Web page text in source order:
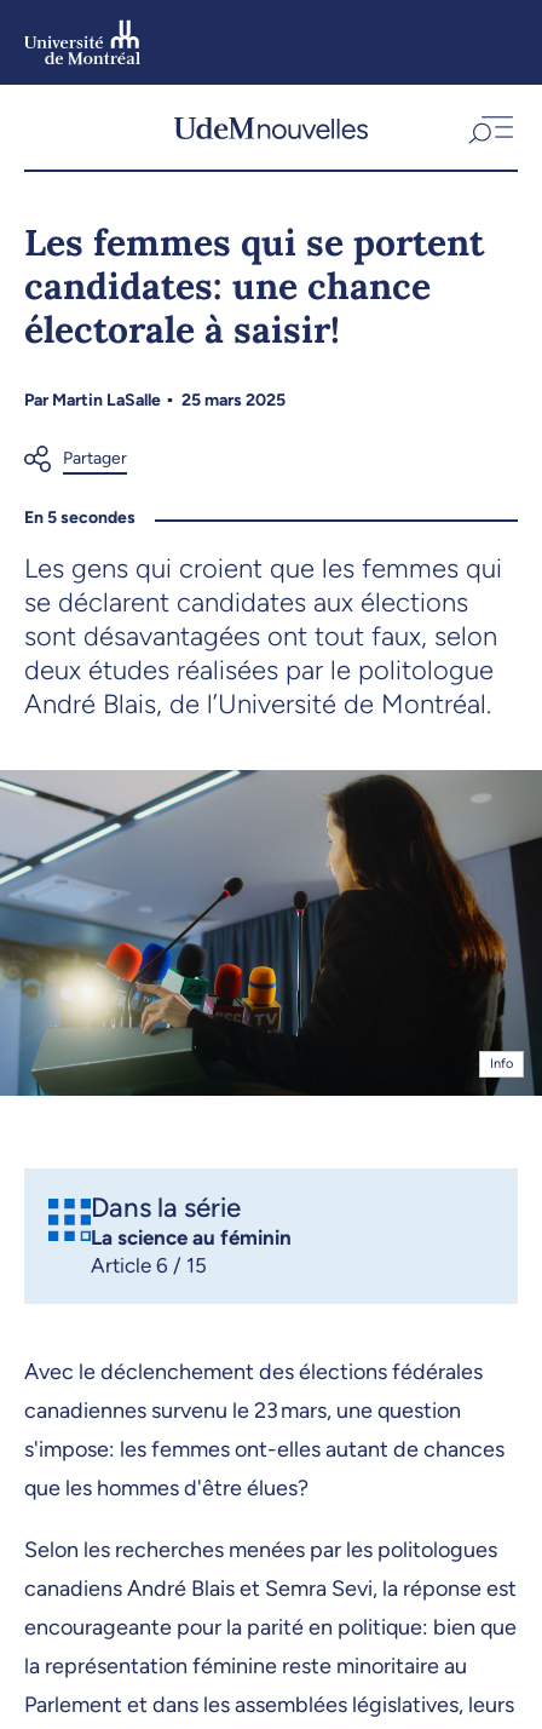
Les femmes qui se portent
candidates: une chance
électorale à saisir!
ParMartin LaSalle 25 mars 2025
En 5 secondes
Les gens qui croient que les femmes qui
se déclarent candidates aux élections
sont désavantagées ont tout faux, selon
deux études réalisées par le politologue
André Blais, de l’Université de Montréal.
Info
Dans la série
La science au féminin
Article 6 / 15
Avec le déclenchement des élections fédérales
canadiennes survenu le 23 mars, une question
s'impose: les femmes ont-elles autant de chances
que les hommes d'être élues?
Selon les recherches menées par les politologues
canadiens André Blais et Semra Sevi, la réponse est
encourageante pour la parité en politique: bien que
la représentation féminine reste minoritaire au
Parlement et dans les assemblées législatives, leurs